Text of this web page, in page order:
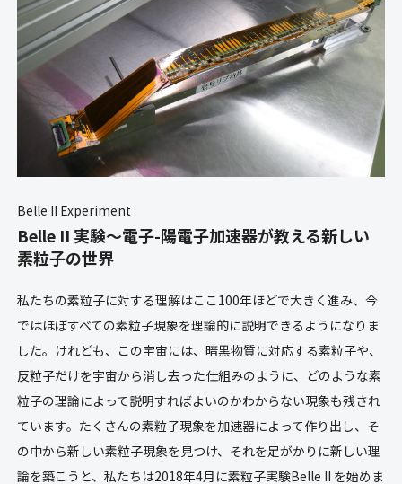
Belle II Experiment
Belle II 実験〜電子-陽電子加速器が教える新しい
素粒子の世界
私たちの素粒子に対する理解はここ100年ほどで大きく進み、今
ではほぼすべての素粒子現象を理論的に説明できるようになりま
した。けれども、この宇宙には、暗黒物質に対応する素粒子や、
反粒子だけを宇宙から消し去った仕組みのように、どのような素
粒子の理論によって説明すればよいのかわからない現象も残され
ています。たくさんの素粒子現象を加速器によって作り出し、そ
の中から新しい素粒子現象を見つけ、それを足がかりに新しい理
論を築こうと、私たちは2018年4月に素粒子実験Belle II を始めま